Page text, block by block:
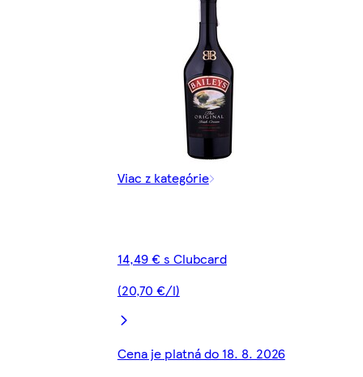
Viac z kategórie
14,49 € s Clubcard
(20,70 €/l)
Cena je platná do 18. 8. 2026